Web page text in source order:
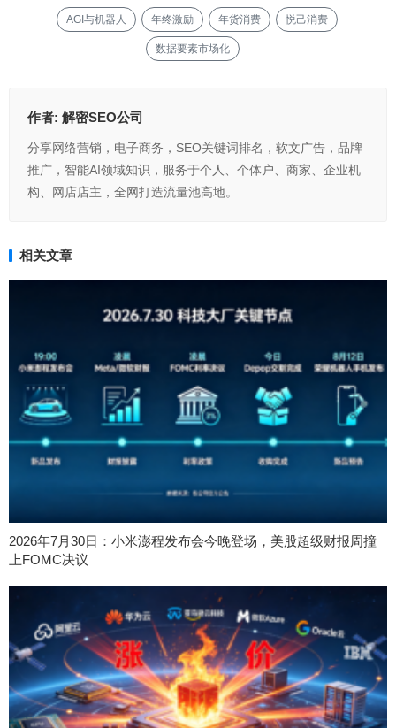
AGI与机器人 年终激励 年货消费 悦己消费
数据要素市场化
作者: 解密SEO公司
分享网络营销，电子商务，SEO关键词排名，软文广告，品牌
推广，智能AI领域知识，服务于个人、个体户、商家、企业机
构、网店店主，全网打造流量池高地。
相关文章
2026年7月30日：小米澎程发布会今晚登场，美股超级财报周撞
上FOMC决议